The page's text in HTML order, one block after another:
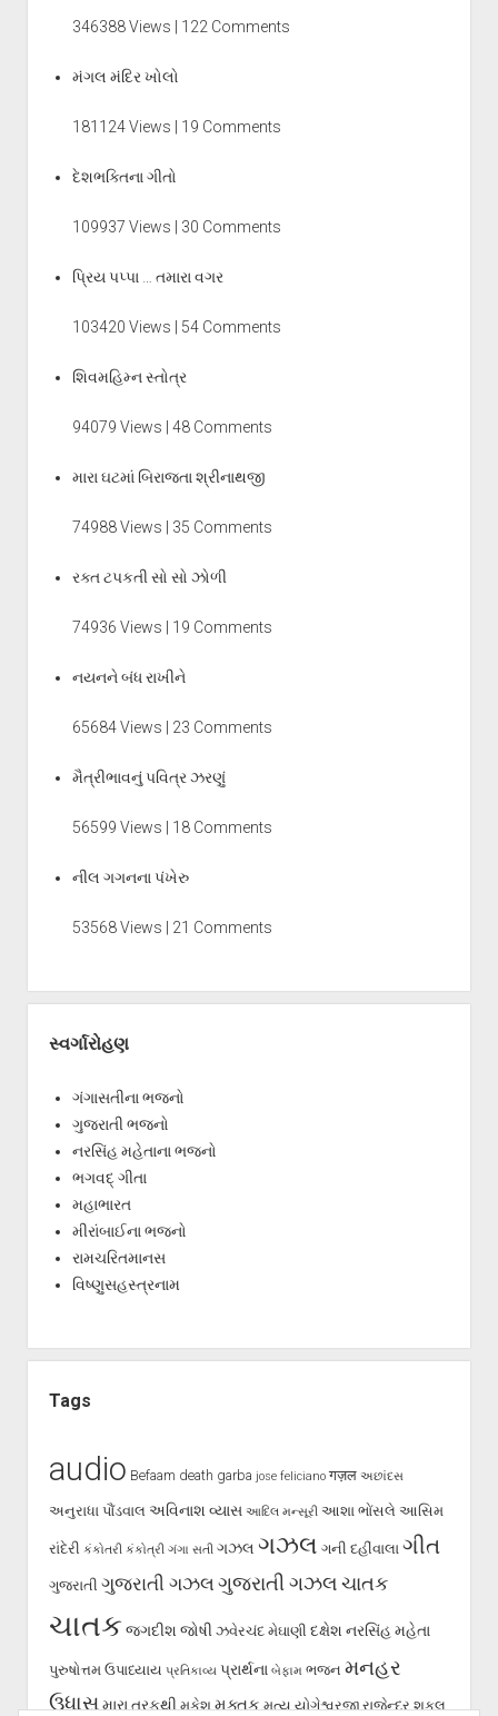
346388 Views | 122 Comments
મંગલ મંદિર ખોલો
181124 Views | 19 Comments
દેશભક્તિના ગીતો
109937 Views | 30 Comments
પ્રિય પપ્પા … તમારા વગર
103420 Views | 54 Comments
શિવમહિમ્ન સ્તોત્ર
94079 Views | 48 Comments
મારા ઘટમાં બિરાજતા શ્રીનાથજી
74988 Views | 35 Comments
રક્ત ટપકતી સો સો ઝોળી
74936 Views | 19 Comments
નયનને બંધ રાખીને
65684 Views | 23 Comments
મૈત્રીભાવનું પવિત્ર ઝરણું
56599 Views | 18 Comments
નીલ ગગનના પંખેરુ
53568 Views | 21 Comments
સ્વર્ગારોહણ
ગંગાસતીના ભજનો
ગુજરાતી ભજનો
નરસિંહ મહેતાના ભજનો
ભગવદ્ ગીતા
મહાભારત
મીરાંબાઈના ભજનો
રામચરિતમાનસ
વિષ્ણુસહસ્ત્રનામ
Tags
audio Befaam death garba jose feliciano गज़ल અછાંદસ
અનુરાધા પૌંડવાલ અવિનાશ વ્યાસ આદિલ મન્સૂરી આશા ભોંસલે આસિમ
રાંદેરી કંકોતરી કંકોત્રી ગંગા સતી ગઝલ ગઝલ ગની દહીંવાલા ગીત
ગુજરાતી ગુજરાતી ગઝલ ગુજરાતી ગઝલ ચાતક
ચાતક જગદીશ જોષી ઝવેરચંદ મેઘાણી દક્ષેશ નરસિંહ મહેતા
પુરુષોત્તમ ઉપાધ્યાય પ્રતિકાવ્ય પ્રાર્થના બેફામ ભજન મનહર
ઉધાસ મારા તરફથી મુકેશ મુક્તક મૃત્યુ યોગેશ્વરજી રાજેન્દ્ર શુકલ